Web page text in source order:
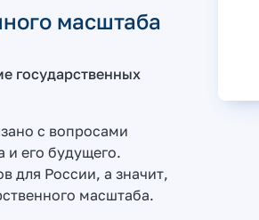
масштаба
государственных
с вопросами
и его будущего.
для России, а значит,
масштаба.